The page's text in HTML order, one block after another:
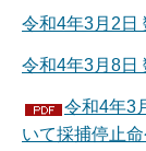
令和4年3月2日
令和4年3月8日
令和4年3
いて採捕停止